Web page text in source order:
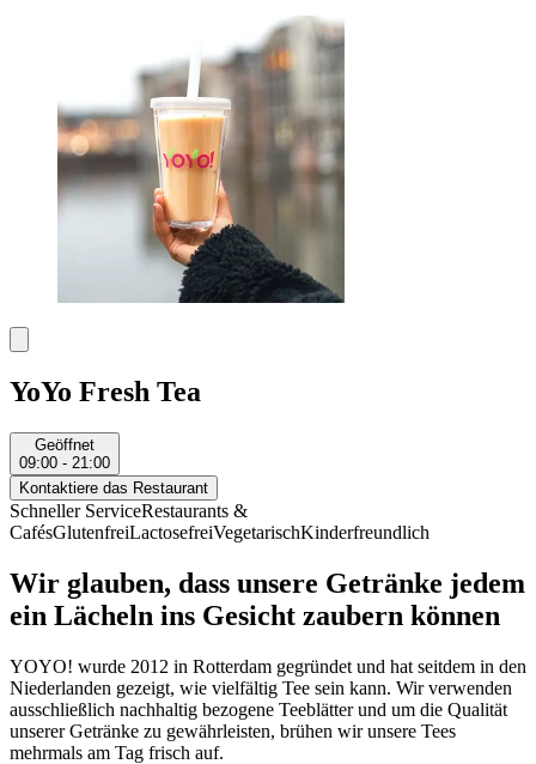
YoYo Fresh Tea
Geöffnet
09:00 - 21:00
Kontaktiere das Restaurant
Schneller ServiceRestaurants &
CafésGlutenfreiLactosefreiVegetarischKinderfreundlich
Wir glauben, dass unsere Getränke jedem
ein Lächeln ins Gesicht zaubern können
YOYO! wurde 2012 in Rotterdam gegründet und hat seitdem in den
Niederlanden gezeigt, wie vielfältig Tee sein kann. Wir verwenden
ausschließlich nachhaltig bezogene Teeblätter und um die Qualität
unserer Getränke zu gewährleisten, brühen wir unsere Tees
mehrmals am Tag frisch auf.